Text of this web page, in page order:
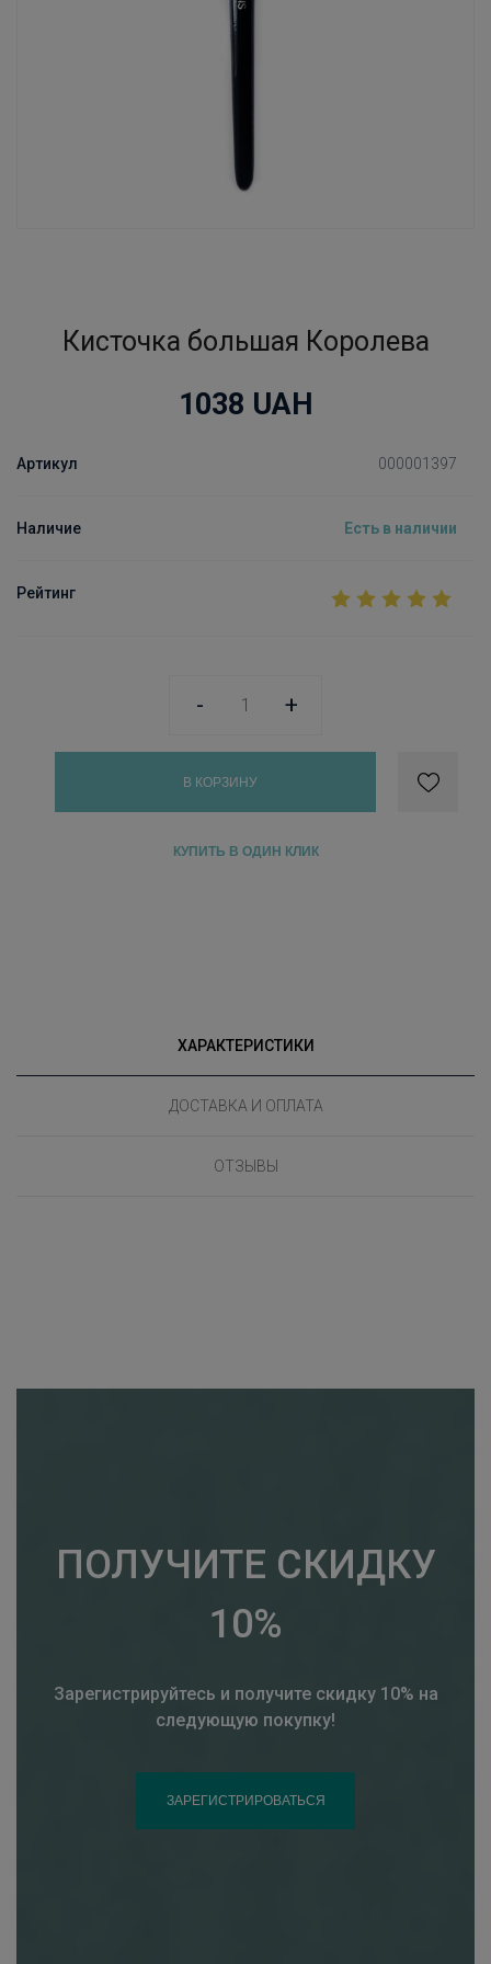
Кисточка большая Королева
1038 UAH
Артикул 000001397
Наличие Есть в наличии
Рейтинг
- +
В КОРЗИНУ
КУПИТЬ В ОДИН КЛИК
ХАРАКТЕРИСТИКИ
ДОСТАВКА И ОПЛАТА
ОТЗЫВЫ
ПОЛУЧИТЕ СКИДКУ
10%
Зарегистрируйтесь и получите скидку 10% на
следующую покупку!
ЗАРЕГИСТРИРОВАТЬСЯ